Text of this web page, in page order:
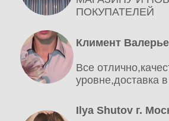
ПОКУПАТЕЛЕЙ
Климент
Все
уровне,доставка
Ilya Shutov г.